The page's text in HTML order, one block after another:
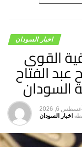
اخبار السودان
القوى
الفتاح
السودان
أغسطس 6, 2026
اخبار السودان